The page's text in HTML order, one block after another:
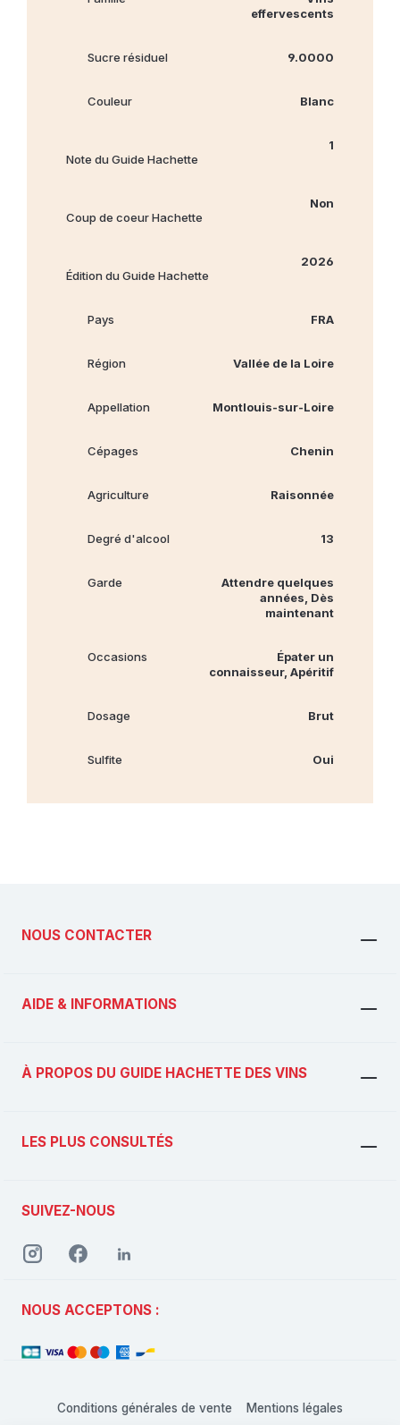
effervescents
Sucre résiduel 9.0000
Couleur Blanc
Note du Guide Hachette
1
Coup de coeur Hachette
Non
Édition du Guide Hachette
2026
Pays FRA
Région Vallée de la Loire
Appellation Montlouis-sur-Loire
Cépages Chenin
Agriculture Raisonnée
Degré d'alcool 13
Garde
Attendre quelques
années, Dès
maintenant
Occasions
Épater un
connaisseur, Apéritif
Dosage Brut
Sulfite Oui
NOUS CONTACTER
AIDE & INFORMATIONS
À PROPOS DU GUIDE HACHETTE DES VINS
LES PLUS CONSULTÉS
SUIVEZ-NOUS
NOUS ACCEPTONS :
Conditions générales de vente Mentions légales